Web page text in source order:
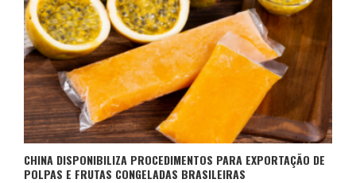
CHINA DISPONIBILIZA PROCEDIMENTOS PARA EXPORTAÇÃO DE
POLPAS E FRUTAS CONGELADAS BRASILEIRAS